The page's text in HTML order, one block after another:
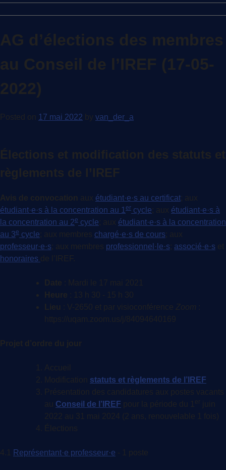
AG d’élections des membres
au Conseil de l’IREF (17-05-
2022)
Posted on 17 mai 2022 by van_der_a
Élections et modification des statuts et
règlements de l’IREF
Avis de convocation aux étudiant·e·s au certificat; aux
étudiant·e·s à la concentration au 1 er cycle; aux étudiant·e·s à
la concentration au 2e cycle; aux étudiant·e·s à la concentration
au 3e cycle; aux membres chargé·e·s de cours; aux
professeur·e·s; aux membres professionnel·le·s; associé·e·s et
honoraires de l’IREF.
Date
: Mardi le 17 mai 2021
Heure
: 13 h 30 - 15 h 30
Lieu
: V-2650 et par visioconférence Zoom
https://uqam.zoom.us/j/84094640169
Projet d’ordre du jour
Accueil
Modification statuts et règlements de l’IREF
Présentation des candidatures aux postes vacants
au Conseil de l’IREF pour la période du 1
2022 au 31 mai 2024 (2 ans, renouvelable 1 fois)
Élections
4.1 Représentant·e professeur·e - 1 poste